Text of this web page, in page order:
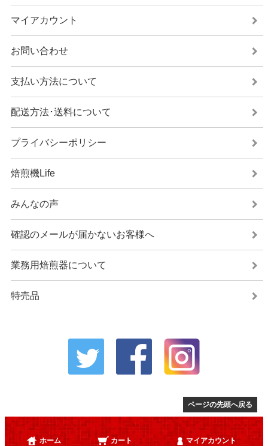
マイアカウント
お問い合わせ
支払い方法について
配送方法･送料について
プライバシーポリシー
焙煎機Life
みんなの声
確認のメールが届かないお客様へ
業務用焙煎器について
特売品
ページの先頭へ戻る
ホーム カート マイアカウント